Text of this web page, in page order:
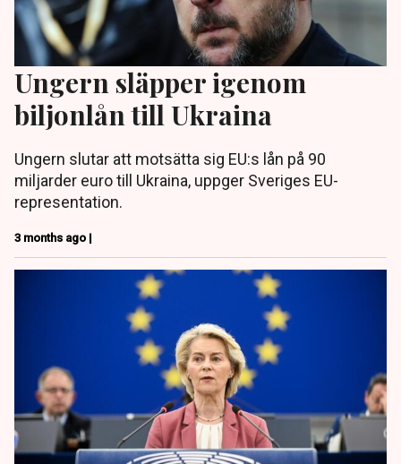
Ungern släpper igenom
biljonlån till Ukraina
Ungern slutar att motsätta sig EU:s lån på 90
miljarder euro till Ukraina, uppger Sveriges EU-
representation.
3 months ago |